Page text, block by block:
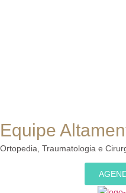
Equipe
Ortopedia, Traumatologia e